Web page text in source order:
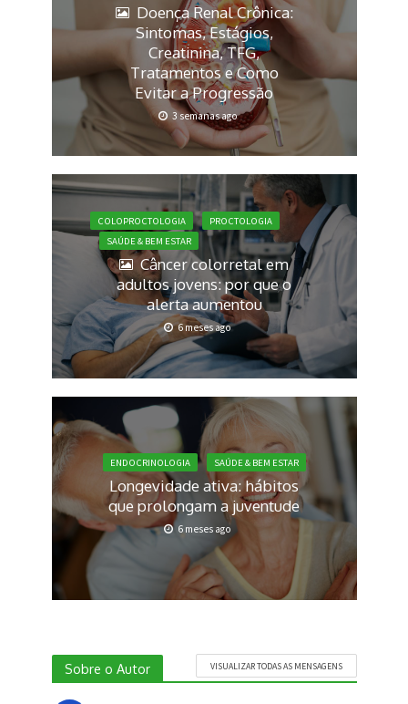
Doença Renal Crônica:
Sintomas, Estágios,
Creatinina, TFG,
Tratamentos e Como
Evitar a Progressão
3 semanas ago
COLOPROCTOLOGIA
PROCTOLOGIA
SAÚDE & BEM ESTAR
Câncer colorretal em
adultos jovens: por que o
alerta aumentou
6 meses ago
ENDOCRINOLOGIA SAÚDE & BEM ESTAR
Longevidade ativa: hábitos
que prolongam a juventude
6 meses ago
Sobre o Autor VISUALIZAR TODAS AS MENSAGENS